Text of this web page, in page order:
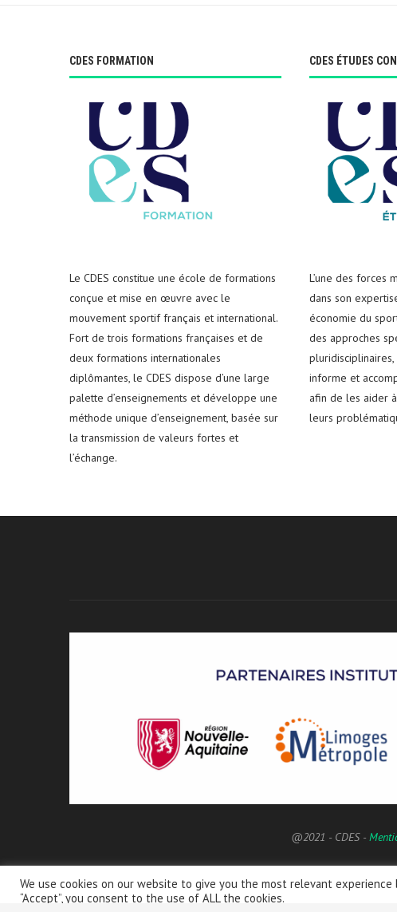
CDES FORMATION
Le CDES constitue une école de formations
conçue et mise en œuvre avec le
mouvement sportif français et international.
Fort de trois formations françaises et de
deux formations internationales
diplômantes, le CDES dispose d’une large
palette d’enseignements et développe une
méthode unique d’enseignement, basée sur
la transmission de valeurs fortes et
l’échange.
CDES ÉTUDES
L’une des forces
dans son
économie du
des approches
pluridisciplinaires,
informe et
afin de les aider
leurs
@2021 - CDES -
We use cookies on our website to give you the most relevant
“Accept”, you consent to the use of ALL the cookies.